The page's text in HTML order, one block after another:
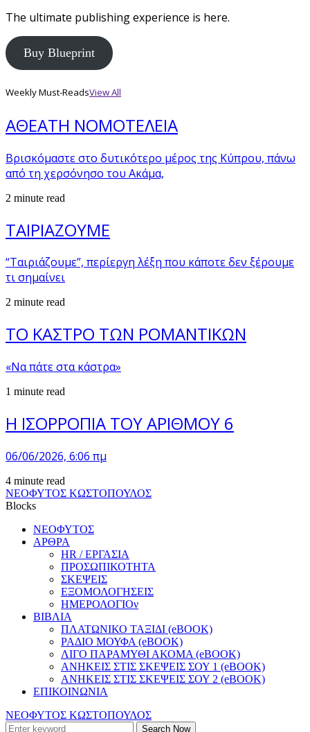
The ultimate publishing experience is here.
Buy Blueprint
Weekly Must-ReadsView All
ΑΘΕΑΤΗ ΝΟΜΟΤΕΛΕΙΑ
Βρισκόμαστε στο δυτικότερο μέρος της Κύπρου, πάνω
από τη χερσόνησο του Ακάμα,
2 minute read
ΤΑΙΡΙΑΖΟΥΜΕ
“Ταιριάζουμε”, περίεργη λέξη που κάποτε δεν ξέρουμε
τι σημαίνει
2 minute read
ΤΟ ΚΑΣΤΡΟ ΤΩΝ ΡΟΜΑΝΤΙΚΩΝ
«Να πάτε στα κάστρα»
1 minute read
Η ΙΣΟΡΡΟΠΙΑ ΤΟΥ ΑΡΙΘΜΟΥ 6
06/06/2026, 6:06 πμ
4 minute read
ΝΕΟΦΥΤΟΣ ΚΩΣΤΟΠΟΥΛΟΣ
Blocks
ΝΕΟΦΥΤΟΣ
ΑΡΘΡΑ
HR / ΕΡΓΑΣΙΑ
ΠΡΟΣΩΠΙΚΟΤΗΤΑ
ΣΚΕΨΕΙΣ
ΕΞΟΜΟΛΟΓΗΣΕΙΣ
ΗΜΕΡΟΛΟΓΙΟν
ΒΙΒΛΙΑ
ΠΛΑΤΩΝΙΚΟ ΤΑΞΙΔΙ (eBOOK)
ΡΑΔΙΟ ΜΟΥΦΑ (eBOOK)
ΛΙΓΟ ΠΑΡΑΜΥΘΙ ΑΚΟΜΑ (eBOOK)
ΑΝΗΚΕΙΣ ΣΤΙΣ ΣΚΕΨΕΙΣ ΣΟΥ 1 (eBOOK)
ΑΝΗΚΕΙΣ ΣΤΙΣ ΣΚΕΨΕΙΣ ΣΟΥ 2 (eBOOK)
ΕΠΙΚΟΙΝΩΝΙΑ
ΝΕΟΦΥΤΟΣ ΚΩΣΤΟΠΟΥΛΟΣ
Search Now